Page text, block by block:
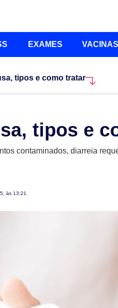
EXAMES VACINAS
tipos e como tratar
tipos e
contaminados, diarreia
às 13:21